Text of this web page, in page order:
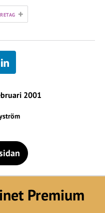
+
2001
Premium